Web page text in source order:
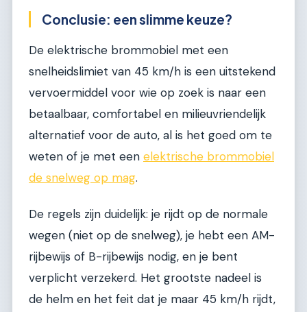
Conclusie: een slimme keuze?
De elektrische brommobiel met een
snelheidslimiet van 45 km/h is een uitstekend
vervoermiddel voor wie op zoek is naar een
betaalbaar, comfortabel en milieuvriendelijk
alternatief voor de auto, al is het goed om te
weten of je met een elektrische brommobiel
de snelweg op mag.
De regels zijn duidelijk: je rijdt op de normale
wegen (niet op de snelweg), je hebt een AM-
rijbewijs of B-rijbewijs nodig, en je bent
verplicht verzekerd. Het grootste nadeel is
de helm en het feit dat je maar 45 km/h rijdt,